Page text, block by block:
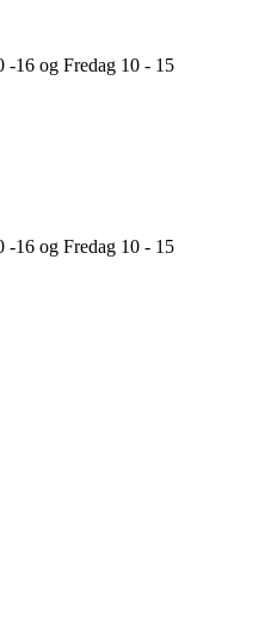
-16 og Fredag 10 - 15
-16 og Fredag 10 - 15